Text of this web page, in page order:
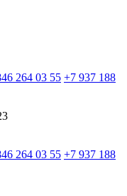
264 03 55 +7 937 188
264 03 55 +7 937 188